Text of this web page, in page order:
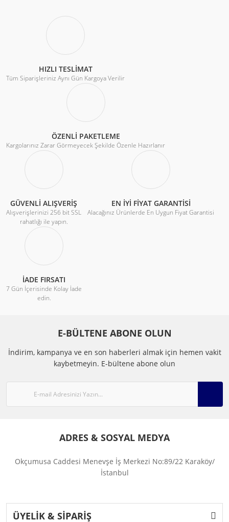
HIZLI TESLİMAT
Tüm Siparişleriniz Aynı Gün Kargoya Verilir
ÖZENLİ PAKETLEME
Kargolarınız Zarar Görmeyecek Şekilde Özenle Hazırlanır
GÜVENLİ ALIŞVERİŞ
Alışverişlerinizi 256 bit SSL
rahatlığı ile yapın.
EN İYİ FİYAT GARANTİSİ
Alacağınız Ürünlerde En Uygun Fiyat Garantisi
İADE FIRSATI
7 Gün İçerisinde Kolay İade
edin.
E-BÜLTENE ABONE OLUN
İndirim, kampanya ve en son haberleri almak için hemen vakit
kaybetmeyin. E-bültene abone olun
ADRES & SOSYAL MEDYA
Okçumusa Caddesi Menevşe İş Merkezi No:89/22 Karaköy/
İstanbul
ÜYELİK & SİPARİŞ